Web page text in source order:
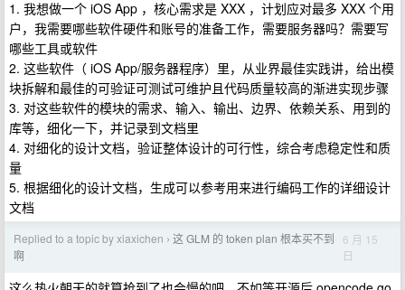
1. 我想做一个 iOS App ，核心需求是 XXX ，计划应对最多 XXX 个用
户，我需要哪些软件硬件和账号的准备工作，需要服务器吗？需要写
哪些工具或软件
2. 这些软件（ iOS App/服务器程序）里，从业界最佳实践讲，给出模
块拆解和最佳的可验证可测试可维护且代码质量较高的渐进实现步骤
3. 对这些软件的模块的需求、输入、输出、边界、依赖关系、用到的
库等，细化一下，并记录到文档里
4. 对细化的设计文档，验证整体设计的可行性，综合考虑稳定性和质
量
5. 根据细化的设计文档，生成可以参考用来进行编码工作的详细设计
文档
Replied to a topic by xiaxichen › 这 GLM 的 token plan 根本买不到
啊
6 月 15
日